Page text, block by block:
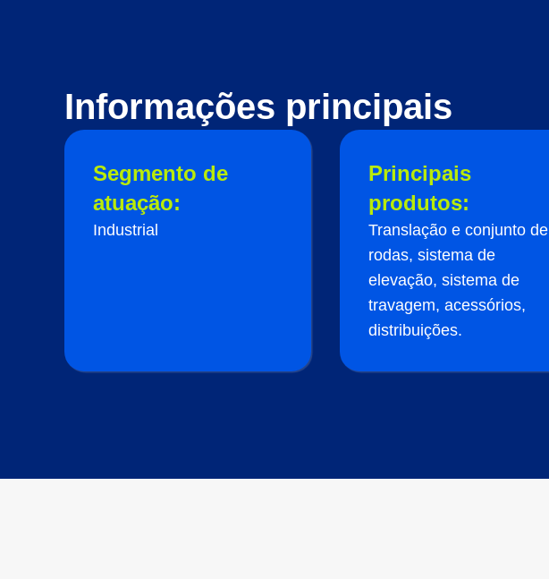
Informações principais
Segmento de
atuação:
Industrial
Principais
produtos:
Translação e conjunto de
rodas, sistema de
elevação, sistema de
travagem, acessórios,
distribuições.